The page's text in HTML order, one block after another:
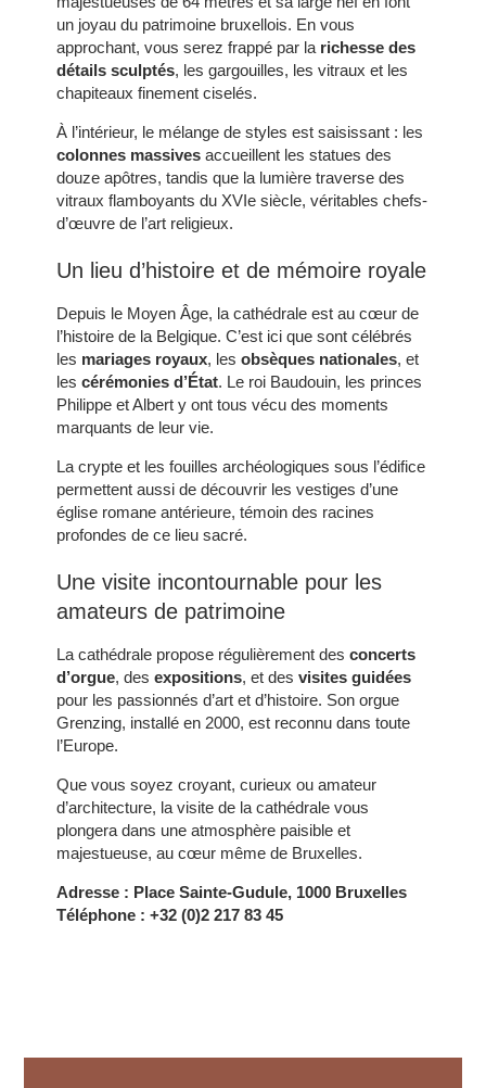
un joyau du patrimoine bruxellois. En vous
approchant, vous serez frappé par la richesse des
détails sculptés, les gargouilles, les vitraux et les
chapiteaux finement ciselés.
À l’intérieur, le mélange de styles est saisissant : les
colonnes massives accueillent les statues des
douze apôtres, tandis que la lumière traverse des
vitraux flamboyants du XVIe siècle, véritables chefs-
d’œuvre de l’art religieux.
Un lieu d’histoire et de mémoire royale
Depuis le Moyen Âge, la cathédrale est au cœur de
l’histoire de la Belgique. C’est ici que sont célébrés
les mariages royaux, lesobsèques nationales, et
lescérémonies d’État. Le roi Baudouin, les princes
Philippe et Albert y ont tous vécu des moments
marquants de leur vie.
La crypte et les fouilles archéologiques sous l’édifice
permettent aussi de découvrir les vestiges d’une
église romane antérieure, témoin des racines
profondes de ce lieu sacré.
Une visite incontournable pour les
amateurs de patrimoine
La cathédrale propose régulièrement desconcerts
d’orgue, desexpositions, et desvisites guidées
pour les passionnés d’art et d’histoire. Son orgue
Grenzing, installé en 2000, est reconnu dans toute
l’Europe.
Que vous soyez croyant, curieux ou amateur
d’architecture, la visite de la cathédrale vous
plongera dans une atmosphère paisible et
majestueuse, au cœur même de Bruxelles.
Adresse : Place Sainte-Gudule, 1000 Bruxelles
Téléphone : +32 (0)2 217 83 45
GALERIE
OFFRES
TOURISME
GROUPES & BUSINESS
CONTACT
FR
EN NL